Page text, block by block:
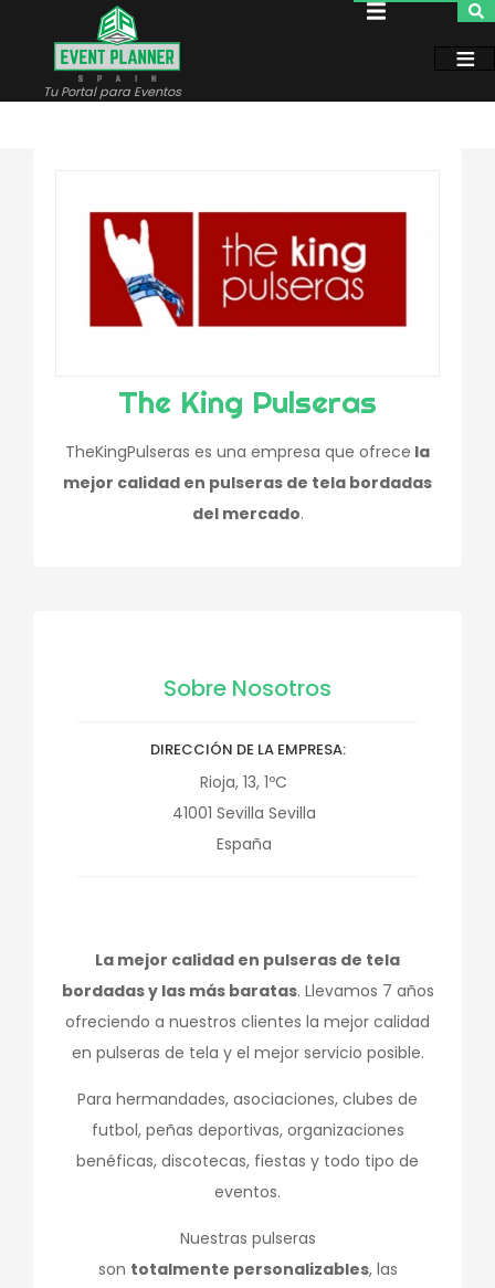
contenido
Tu Portal para Eventos
The King Pulseras
TheKingPulseras es una empresa que ofrece la
mejor calidad en pulseras de tela bordadas
del mercado.
Sobre Nosotros
DIRECCIÓN DE LA EMPRESA
Rioja, 13, 1ºC
41001 Sevilla Sevilla
España
La mejor calidad en pulseras de tela
bordadas y las más baratas. Llevamos 7 años
ofreciendo a nuestros clientes la mejor calidad
en pulseras de tela y el mejor servicio posible.
Para hermandades, asociaciones, clubes de
futbol, peñas deportivas, organizaciones
benéficas, discotecas, fiestas y todo tipo de
eventos.
Nuestras pulseras
son totalmente personalizables, las